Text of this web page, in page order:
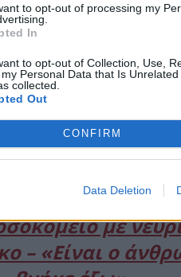
to opt-out of processing my
In
to opt-out of Collection, Use,
Personal Data that Is
collected.
Out
CONFIRM
Data Deletion
να ταξιδέψει
της παραγωγής
με
– «Είναι ο